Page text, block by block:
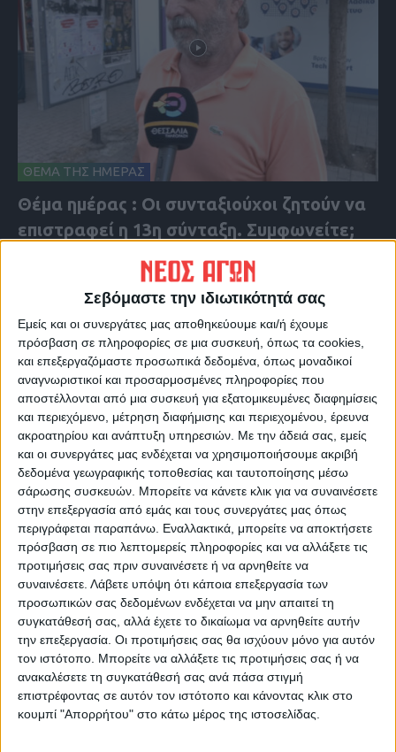
Σεβόμαστε την ιδιωτικότητά σας
Εμείς και οι συνεργάτες μας αποθηκεύουμε και/ή έχουμε
πρόσβαση σε πληροφορίες σε μια συσκευή, όπως τα cookies,
και επεξεργαζόμαστε προσωπικά δεδομένα, όπως μοναδικοί
αναγνωριστικοί και προσαρμοσμένες πληροφορίες που
αποστέλλονται από μια συσκευή για εξατομικευμένες διαφημίσεις
και περιεχόμενο, μέτρηση διαφήμισης και περιεχομένου, έρευνα
ακροατηρίου και ανάπτυξη υπηρεσιών. Με την άδειά σας, εμείς
και οι συνεργάτες μας ενδέχεται να χρησιμοποιήσουμε ακριβή
δεδομένα γεωγραφικής τοποθεσίας και ταυτοποίησης μέσω
σάρωσης συσκευών. Μπορείτε να κάνετε κλικ για να συναινέσετε
στην επεξεργασία από εμάς και τους συνεργάτες μας όπως
περιγράφεται παραπάνω. Εναλλακτικά, μπορείτε να αποκτήσετε
πρόσβαση σε πιο λεπτομερείς πληροφορίες και να αλλάξετε τις
προτιμήσεις σας πριν συναινέσετε ή να αρνηθείτε να
συναινέσετε. Λάβετε υπόψη ότι κάποια επεξεργασία των
προσωπικών σας δεδομένων ενδέχεται να μην απαιτεί τη
συγκατάθεσή σας, αλλά έχετε το δικαίωμα να αρνηθείτε αυτήν
την επεξεργασία. Οι προτιμήσεις σας θα ισχύουν μόνο για αυτόν
τον ιστότοπο. Μπορείτε να αλλάξετε τις προτιμήσεις σας ή να
ανακαλέσετε τη συγκατάθεσή σας ανά πάσα στιγμή
επιστρέφοντας σε αυτόν τον ιστότοπο και κάνοντας κλικ στο
κουμπί "Απορρήτου" στο κάτω μέρος της ιστοσελίδας.
ΘΕΜΑ ΤΗΣ ΗΜΕΡΑΣ
Θέμα ημέρας : Οι συνταξιούχοι ζητούν να
επιστραφεί η 13η σύνταξη. Συμφωνείτε;
ΘΕΜΑ ΤΗΣ ΗΜΕΡΑΣ
Αν μπορούσατε να φύγετε τώρα για
διακοπές θα προτιμούσατε βουνό ή
θάλασσα;